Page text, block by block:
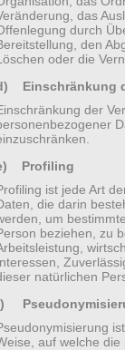
das
durch
den
oder die
Einschränkung
der
Profiling
ist jede Art
die darin
um
beziehen, zu
natürlichen
auf welche